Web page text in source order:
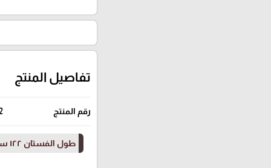
تفاصيل المنتج
رقم المنتج
طول الفستان ١٢٢ سم